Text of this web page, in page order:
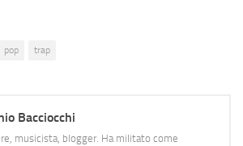
pop trap
Bacciocchi
musicista, blogger. Ha militato come